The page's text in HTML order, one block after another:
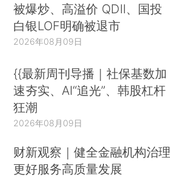
被爆炒、高溢价 QDII、国投
白银LOF明确被退市
2026年08月09日
{{最新周刊导播｜社保基数加
速夯实、AI“追光”、韩股杠杆
狂潮
2026年08月09日
财新观察｜健全金融机构治理
更好服务高质量发展